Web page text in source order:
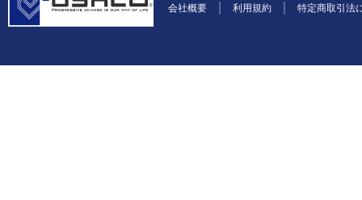
会社概要 利用規約 特定商取引法